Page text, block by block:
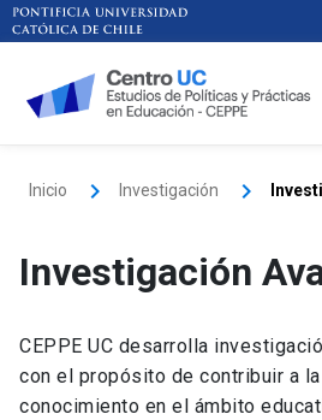
Inicio Investigación
Investigación
CEPPE UC desarrolla
con el propósito de contribuir a
conocimiento en el ámbito